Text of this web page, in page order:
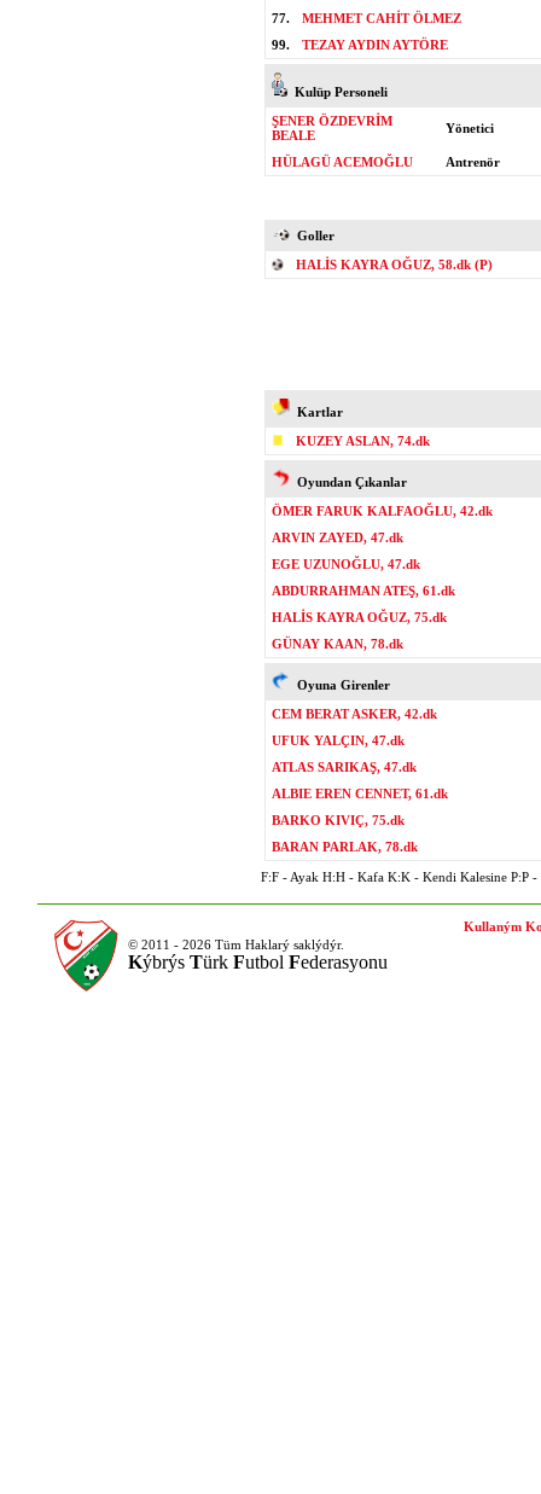
77.
MEHMET CAHİT ÖLMEZ
99.
TEZAY AYDIN AYTÖRE
Kulüp Personeli
ŞENER ÖZDEVRİM
BEALE
Yönetici
HÜLAGÜ ACEMOĞLU Antrenör
Goller
HALİS KAYRA OĞUZ, 58.dk (P)
Kartlar
KUZEY ASLAN, 74.dk
Oyundan Çıkanlar
ÖMER FARUK KALFAOĞLU, 42.dk
ARVIN ZAYED, 47.dk
EGE UZUNOĞLU, 47.dk
ABDURRAHMAN ATEŞ, 61.dk
HALİS KAYRA OĞUZ, 75.dk
GÜNAY KAAN, 78.dk
Oyuna Girenler
CEM BERAT ASKER, 42.dk
UFUK YALÇIN, 47.dk
ATLAS SARIKAŞ, 47.dk
ALBIE EREN CENNET, 61.dk
BARKO KIVIÇ, 75.dk
BARAN PARLAK, 78.dk
F:F - Ayak H:H - Kafa K:K - Kendi Kalesine P:P -
© 2011 - 2026 Tüm Haklarý saklýdýr.
Kýbrýs Türk Futbol Federasyonu
Kullaným